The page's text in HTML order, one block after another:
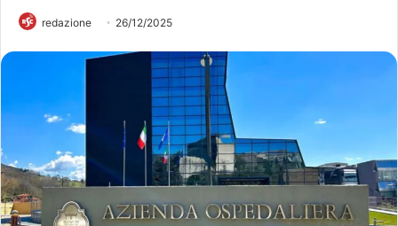
redazione 26/12/2025